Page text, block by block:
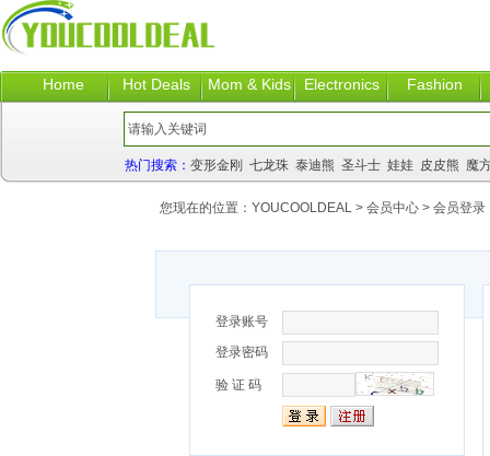
Home Hot Deals Mom & Kids Electronics Fashion
热门搜索： 变形金刚 七龙珠 泰迪熊 圣斗士 娃娃 皮皮熊 魔
您现在的位置： YOUCOOLDEAL > 会员中心 > 会员登录
登录账号
登录密码
验 证 码